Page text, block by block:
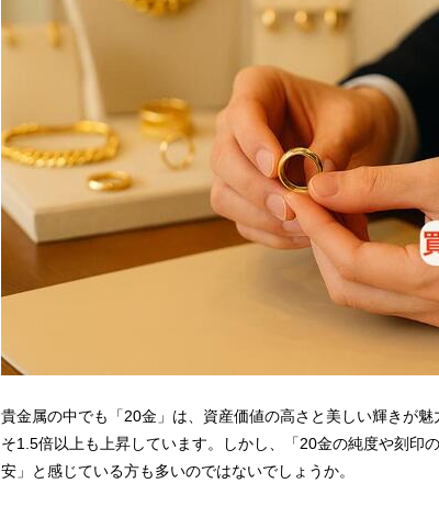
貴金属の中でも「20金」は、資産価値の高さと美しい輝きが
そ1.5倍以上も上昇しています。しかし、「20金の純度や刻印
安」と感じている方も多いのではないでしょうか。